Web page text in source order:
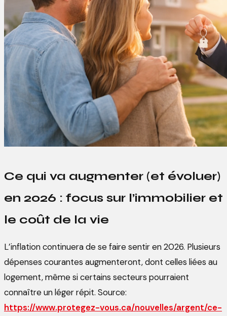
Ce qui va augmenter (et évoluer)
en 2026 : focus sur l’immobilier et
le coût de la vie
L’inflation continuera de se faire sentir en 2026. Plusieurs
dépenses courantes augmenteront, dont celles liées au
logement, même si certains secteurs pourraient
connaître un léger répit. Source:
https://www.protegez-vous.ca/nouvelles/argent/ce-